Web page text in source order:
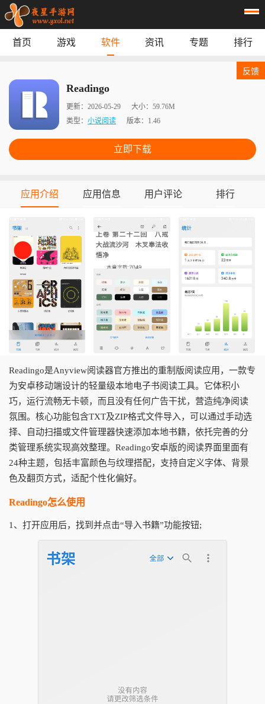
首页 游戏 软件 资讯 专题 排行
Readingo
更新： 2026-05-29 大小： 59.76M
类型： 小说阅读 版本： 1.46
立即下载
反馈
应用介绍 应用信息 用户评论 排行
Readingo是Anyview阅读器官方推出的重制版阅读应用，一款专
为安卓移动端设计的轻量级本地电子书阅读工具。它体积小
巧，运行流畅无卡顿，而且没有任何广告干扰，营造纯净阅读
氛围。核心功能包含TXT及ZIP格式文件导入，可以通过手动选
择、自动扫描或文件管理器快速添加本地书籍，依托完善的分
类管理系统实现高效整理。Readingo安卓版的阅读界面里面有
24种主题，包括丰富颜色与纹理搭配，支持自定义字体、背景
色及翻页方式，适配个性化偏好。
Readingo怎么使用
1、打开应用后，找到并点击“导入书籍”功能按钮;